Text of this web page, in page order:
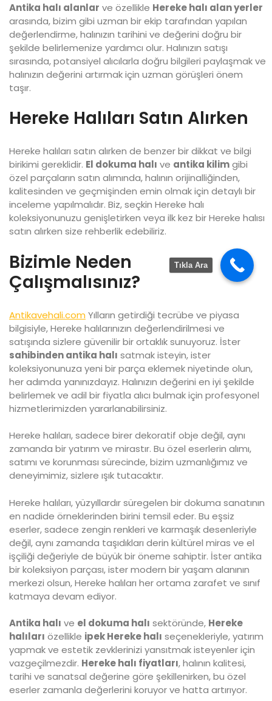
Antika halı alanlar ve özellikle Hereke halı alan yerler
arasında, bizim gibi uzman bir ekip tarafından yapılan
değerlendirme, halınızın tarihini ve değerini doğru bir
şekilde belirlemenize yardımcı olur. Halınızın satışı
sırasında, potansiyel alıcılarla doğru bilgileri paylaşmak ve
halınızın değerini artırmak için uzman görüşleri önem
taşır.
Hereke Halıları Satın Alırken
Hereke halıları satın alırken de benzer bir dikkat ve bilgi
birikimi gereklidir. El dokuma halı ve antika kilimgibi
özel parçaların satın alımında, halının orijinalliğinden,
kalitesinden ve geçmişinden emin olmak için detaylı bir
inceleme yapılmalıdır. Biz, seçkin Hereke halı
koleksiyonunuzu genişletirken veya ilk kez bir Hereke halısı
satın alırken size rehberlik edebiliriz.
Bizimle Neden
Çalışmalısınız?
Antikavehali.com Yılların getirdiği tecrübe ve piyasa
bilgisiyle, Hereke halılarınızın değerlendirilmesi ve
satışında sizlere güvenilir bir ortaklık sunuyoruz. İster
sahibinden antika halı satmak isteyin, ister
koleksiyonunuza yeni bir parça eklemek niyetinde olun,
her adımda yanınızdayız. Halınızın değerini en iyi şekilde
belirlemek ve adil bir fiyatla alıcı bulmak için profesyonel
hizmetlerimizden yararlanabilirsiniz.
Hereke halıları, sadece birer dekoratif obje değil, aynı
zamanda bir yatırım ve mirastır. Bu özel eserlerin alımı,
satımı ve korunması sürecinde, bizim uzmanlığımız ve
deneyimimiz, sizlere ışık tutacaktır.
Hereke halıları, yüzyıllardır süregelen bir dokuma sanatının
en nadide örneklerinden birini temsil eder. Bu eşsiz
eserler, sadece zengin renkleri ve karmaşık desenleriyle
değil, aynı zamanda taşıdıkları derin kültürel miras ve el
işçiliği değeriyle de büyük bir öneme sahiptir. İster antika
bir koleksiyon parçası, ister modern bir yaşam alanının
merkezi olsun, Hereke halıları her ortama zarafet ve sınıf
katmaya devam ediyor.
Antika halı ve el dokuma halı sektöründe, Hereke
halıları özellikle ipek Hereke halı seçenekleriyle, yatırım
yapmak ve estetik zevklerinizi yansıtmak isteyenler için
vazgeçilmezdir. Hereke halı fiyatları, halının kalitesi,
tarihi ve sanatsal değerine göre şekillenirken, bu özel
eserler zamanla değerlerini koruyor ve hatta artırıyor.
Tıkla Ara